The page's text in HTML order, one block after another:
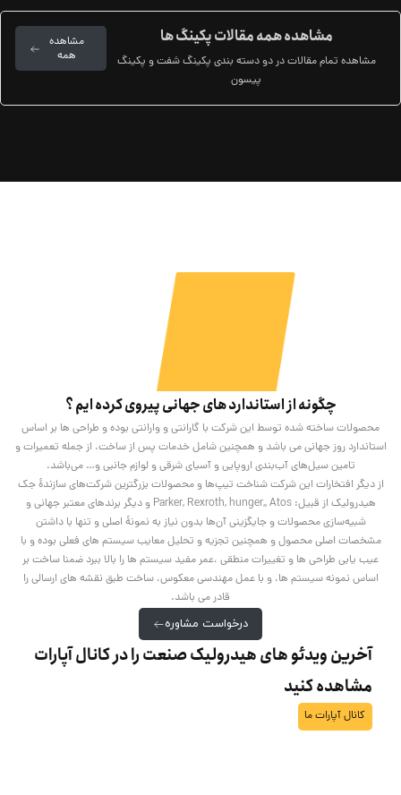
مشاهده همه مقالات پکینگ ها
مشاهده تمام مقالات در دو دسته بندی پکینگ شفت و پکینگ
پیسون
مشاهده
همه
چگونه از استاندارد های جهانی پیروی کرده ایم ؟
محصولات ساخته شده توسط این شرکت با گارانتی و وارانتی بوده و طراحی ها بر اساس
استاندارد روز جهانی می باشد و همچنین شامل خدمات پس از ساخت، از جمله تعمیرات و
تامین سیل‌های آب‌بندی اروپایی و آسیای شرقی و لوازم جانبی و… می‌باشد.
از دیگر افتخارات این شرکت شناخت تیپ‌ها و محصولات بزرگترین شرکت‌های سازندۀ جک
هیدرولیک از قبیل: Parker, Rexroth, hunger,, Atos و دیگر برندهای معتبر جهانی و
شبیه‌سازی محصولات و جایگزینی آن‌ها بدون نیاز به نمونۀ اصلی و تنها با داشتن
مشخصات اصلی محصول و همچنین تجزیه و تحلیل معایب سیستم های فعلی بوده و با
عیب یابی طراحی ها و تغییرات منطقی ،عمر مفید سیستم ها را بالا ببرد ضمنا ساخت بر
اساس نمونه سیستم ها، و با عمل مهندسی معکوس، ساخت طبق نقشه های ارسالی را
قادر می باشد.
درخواست مشاوره
آخرین ویدئو های هیدرولیک صنعت را در کانال آپارات
مشاهده کنید
کانال آپارات ما